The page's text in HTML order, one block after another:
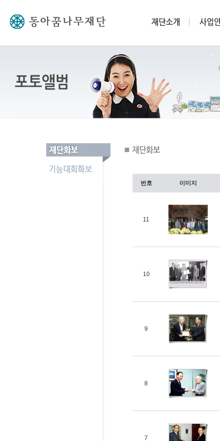
번호 이미지
11
10
9
8
7